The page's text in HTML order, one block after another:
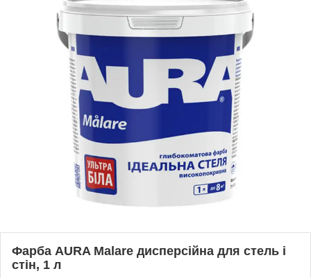
Фарба AURA Malare дисперсійна для стель і
стін, 1 л